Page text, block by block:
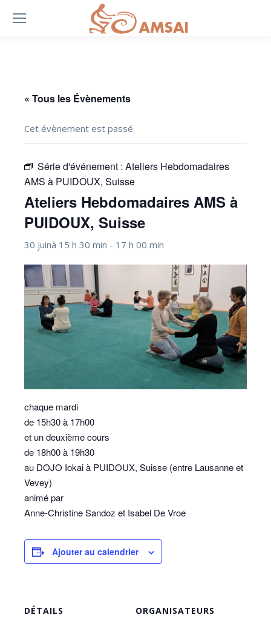
« Tous les Évènements
Cet évènement est passé.
Série d'événement : Ateliers Hebdomadaires
AMS à PUIDOUX, Suisse
Ateliers Hebdomadaires AMS à
PUIDOUX, Suisse
30 juinà 15 h 30 min - 17 h 00 min
chaque mardi
de 15h30 à 17h00
et un deuxième cours
de 18h00 à 19h30
au DOJO Iokai à PUIDOUX, Suisse (entre Lausanne et
Vevey)
animé par
Anne-Christine Sandoz et Isabel De Vroe
Ajouter au calendrier
DÉTAILS ORGANISATEURS